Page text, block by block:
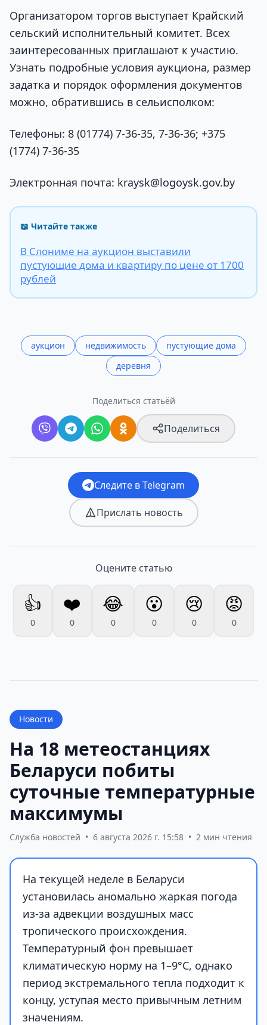
Организатором торгов выступает Крайский
сельский исполнительный комитет. Всех
заинтересованных приглашают к участию.
Узнать подробные условия аукциона, размер
задатка и порядок оформления документов
можно, обратившись в сельисполком:
Телефоны: 8 (01774) 7-36-35, 7-36-36; +375
(1774) 7-36-35
Электронная почта: kraysk@logoysk.gov.by
📖 Читайте также
В Слониме на аукцион выставили
пустующие дома и квартиру по цене от 1700
рублей
аукцион недвижимость
пустующие дома
деревня
Поделиться статьёй
Поделиться
Следите в Telegram
Прислать новость
Оцените статью
👍
0
❤️
0
😂
0
😮
0
😢
0
😡
0
Новости
На 18 метеостанциях
Беларуси побиты
суточные температурные
максимумы
Служба новостей • 6 августа 2026 г. 15:58 • 2 мин чтения
На текущей неделе в Беларуси
установилась аномально жаркая погода
из-за адвекции воздушных масс
тропического происхождения.
Температурный фон превышает
климатическую норму на 1–9°С, однако
период экстремального тепла подходит к
концу, уступая место привычным летним
значениям.